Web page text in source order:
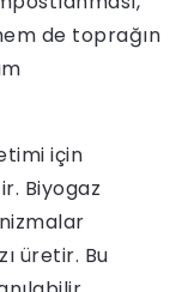
de toprağın
için
Biyogaz
üretir. Bu